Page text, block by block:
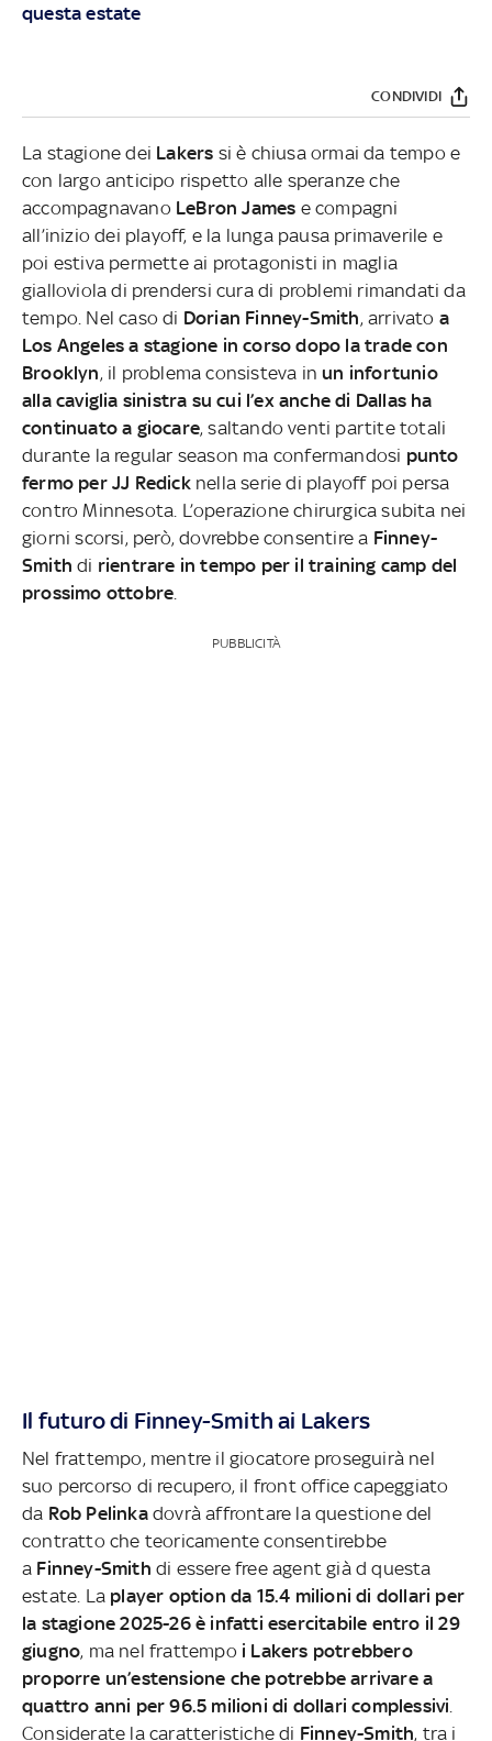
questa estate
CONDIVIDI
La stagione dei Lakers si è chiusa ormai da tempo e
con largo anticipo rispetto alle speranze che
accompagnavano LeBron James e compagni
all’inizio dei playoff, e la lunga pausa primaverile e
poi estiva permette ai protagonisti in maglia
gialloviola di prendersi cura di problemi rimandati da
tempo. Nel caso di Dorian Finney-Smith, arrivato a
Los Angeles a stagione in corso dopo la trade con
Brooklyn, il problema consisteva inun infortunio
alla caviglia sinistra su cui l’ex anche di Dallas ha
continuato a giocare, saltando venti partite totali
durante la regular season ma confermandosi punto
fermo per JJ Redicknella serie di playoff poi persa
contro Minnesota. L’operazione chirurgica subita nei
giorni scorsi, però, dovrebbe consentire a Finney-
Smith di rientrare in tempo per il training camp del
prossimo ottobre
PUBBLICITÀ
Il futuro di Finney-Smith ai Lakers
Nel frattempo, mentre il giocatore proseguirà nel
suo percorso di recupero, il front office capeggiato
da Rob Pelinkadovrà affrontare la questione del
contratto che teoricamente consentirebbe
a Finney-Smithdi essere free agent già d questa
estate. La player option da 15.4 milioni di dollari per
la stagione 2025-26 è infatti esercitabile entro il 29
giugno, ma nel frattempo i Lakers potrebbero
proporre un’estensione che potrebbe arrivare a
quattro anni per 96.5 milioni di dollari complessivi
Considerate la caratteristiche di Finney-Smith, tra i